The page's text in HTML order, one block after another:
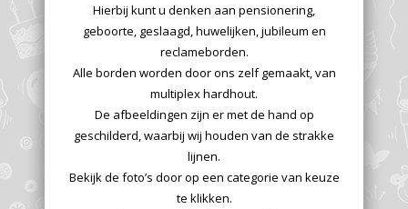
Hierbij kunt u denken aan pensionering,
geboorte, geslaagd, huwelijken, jubileum en
reclameborden.
Alle borden worden door ons zelf gemaakt, van
multiplex hardhout.
De afbeeldingen zijn er met de hand op
geschilderd, waarbij wij houden van de strakke
lijnen.
Bekijk de foto’s door op een categorie van keuze
te klikken.